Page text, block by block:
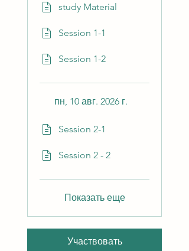
study Material
Session 1-1
Session 1-2
пн, 10 авг. 2026 г.
Session 2-1
Session 2 - 2
Показать еще
Участвовать